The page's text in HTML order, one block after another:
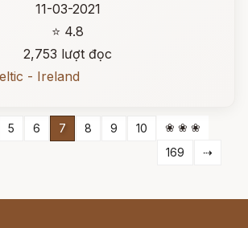
11-03-2021
⭐ 4.8
2,753 lượt đọc
- Ireland
5 6 7 8 9 10
❀ ❀ ❀
169
⇢